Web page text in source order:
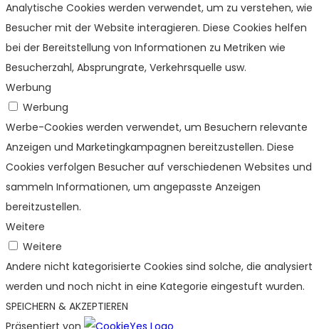
Analytische Cookies werden verwendet, um zu verstehen, wie
Besucher mit der Website interagieren. Diese Cookies helfen
bei der Bereitstellung von Informationen zu Metriken wie
Besucherzahl, Absprungrate, Verkehrsquelle usw.
Werbung
Werbung
Werbe-Cookies werden verwendet, um Besuchern relevante
Anzeigen und Marketingkampagnen bereitzustellen. Diese
Cookies verfolgen Besucher auf verschiedenen Websites und
sammeln Informationen, um angepasste Anzeigen
bereitzustellen.
Weitere
Weitere
Andere nicht kategorisierte Cookies sind solche, die analysiert
werden und noch nicht in eine Kategorie eingestuft wurden.
SPEICHERN & AKZEPTIEREN